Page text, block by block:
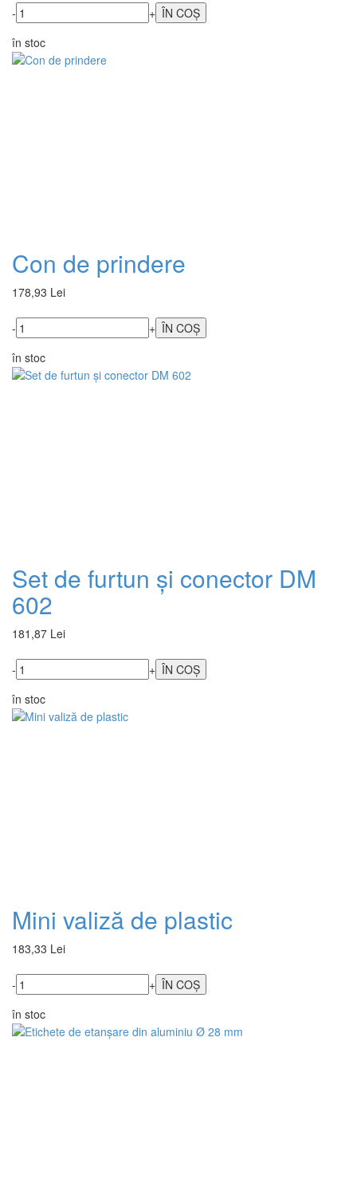
-
+
în stoc
Con de prindere
178,93 Lei
-
+
în stoc
Set de furtun și conector DM
602
181,87 Lei
-
+
în stoc
Mini valiză de plastic
183,33 Lei
-
+
în stoc